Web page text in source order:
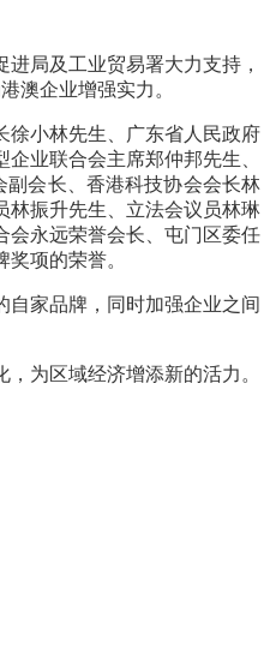
局及工业贸易署大力支持，
澳企业增强实力。
徐小林先生、广东省人民政府
业联合会主席郑仲邦先生、
副会长、香港科技协会会长林
林振升先生、立法会议员林琳
会永远荣誉会长、屯门区委任
项的荣誉。
家品牌，同时加强企业之间
为区域经济增添新的活力。